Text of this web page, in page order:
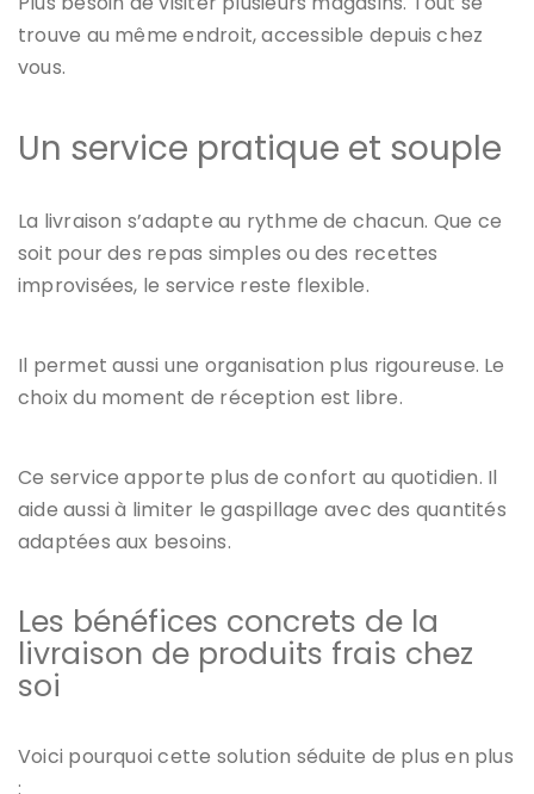
trouve au même endroit, accessible depuis chez
vous.
Un service pratique et souple
La livraison s’adapte au rythme de chacun. Que ce
soit pour des repas simples ou des recettes
improvisées, le service reste flexible.
Il permet aussi une organisation plus rigoureuse. Le
choix du moment de réception est libre.
Ce service apporte plus de confort au quotidien. Il
aide aussi à limiter le gaspillage avec des quantités
adaptées aux besoins.
Les bénéfices concrets de la
livraison de produits frais chez
soi
Voici pourquoi cette solution séduite de plus en plus
: